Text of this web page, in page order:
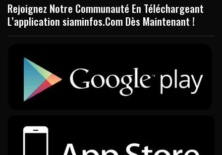
Rejoignez Notre Communauté En Téléchargeant
L’application siaminfos.Com Dès Maintenant !